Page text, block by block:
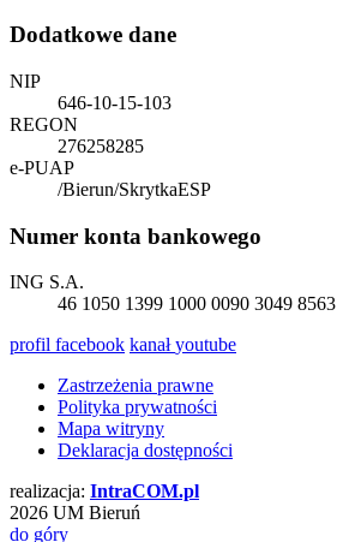
Dodatkowe dane
NIP
646-10-15-103
REGON
276258285
e-PUAP
/Bierun/SkrytkaESP
Numer konta bankowego
ING S.A.
46 1050 1399 1000 0090 3049 8563
profil facebook kanałyoutube
Zastrzeżenia prawne
Polityka prywatności
Mapa witryny
Deklaracja dostępności
realizacja: IntraCOM.pl
2026 UM Bieruń
do góry